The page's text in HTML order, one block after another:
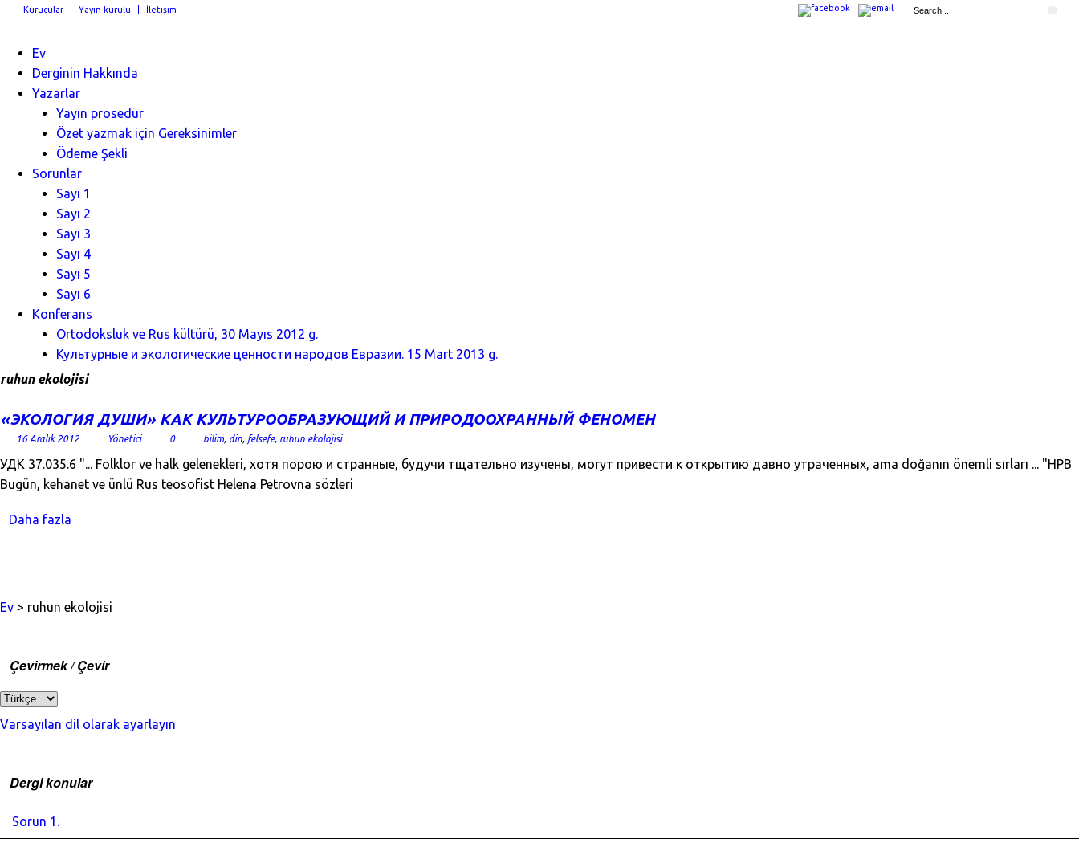
Kurucular Yayın kurulu İletişim
Ev
Derginin Hakkında
Yazarlar
Yayın prosedür
Özet yazmak için Gereksinimler
Ödeme Şekli
Sorunlar
Sayı 1
Sayı 2
Sayı 3
Sayı 4
Sayı 5
Sayı 6
Konferans
Ortodoksluk ve Rus kültürü, 30 Mayıs 2012 g.
Культурные и экологические ценности народов Евразии. 15 Mart 2013 g.
ruhun ekolojisi
«ЭКОЛОГИЯ ДУШИ» КАК КУЛЬТУРООБРАЗУЮЩИЙ И ПРИРОДООХРАННЫЙ ФЕНОМЕН
16 Aralık 2012 Yönetici 0 bilim, din, felsefe, ruhun ekolojisi
УДК 37.035.6 "... Folklor ve halk gelenekleri, хотя порою и странные, будучи тщательно изучены, могут привести к открытию давно утраченных, ama doğanın önemli sırları ... "HPB
Bugün, kehanet ve ünlü Rus teosofist Helena Petrovna sözleri
Daha fazla
Ev > ruhun ekolojisi
Çevirmek / Çevir
Varsayılan dil olarak ayarlayın
Dergi konular
Sorun 1.